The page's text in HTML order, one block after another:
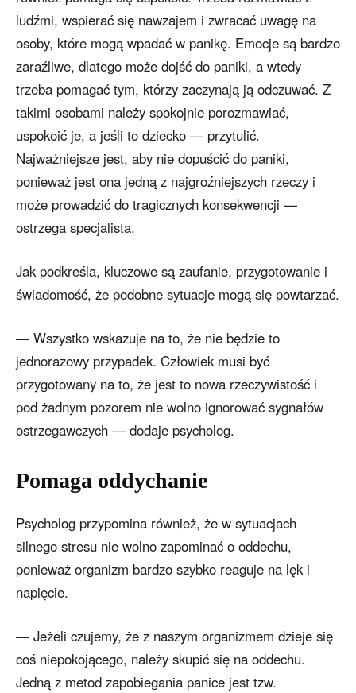
ludźmi, wspierać się nawzajem i zwracać uwagę na
osoby, które mogą wpadać w panikę. Emocje są bardzo
zaraźliwe, dlatego może dojść do paniki, a wtedy
trzeba pomagać tym, którzy zaczynają ją odczuwać. Z
takimi osobami należy spokojnie porozmawiać,
uspokoić je, a jeśli to dziecko — przytulić.
Najważniejsze jest, aby nie dopuścić do paniki,
ponieważ jest ona jedną z najgroźniejszych rzeczy i
może prowadzić do tragicznych konsekwencji —
ostrzega specjalista.
Jak podkreśla, kluczowe są zaufanie, przygotowanie i
świadomość, że podobne sytuacje mogą się powtarzać.
— Wszystko wskazuje na to, że nie będzie to
jednorazowy przypadek. Człowiek musi być
przygotowany na to, że jest to nowa rzeczywistość i
pod żadnym pozorem nie wolno ignorować sygnałów
ostrzegawczych — dodaje psycholog.
Pomaga oddychanie
Psycholog przypomina również, że w sytuacjach
silnego stresu nie wolno zapominać o oddechu,
ponieważ organizm bardzo szybko reaguje na lęk i
napięcie.
— Jeżeli czujemy, że z naszym organizmem dzieje się
coś niepokojącego, należy skupić się na oddechu.
Jedną z metod zapobiegania panice jest tzw.